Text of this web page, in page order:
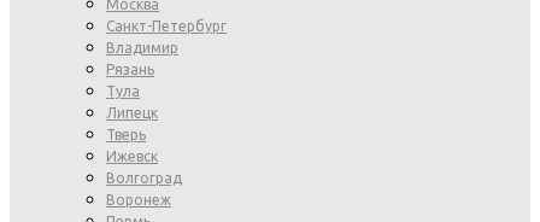
Москва
Санкт-Петербург
Владимир
Рязань
Тула
Липецк
Тверь
Ижевск
Волгоград
Воронеж